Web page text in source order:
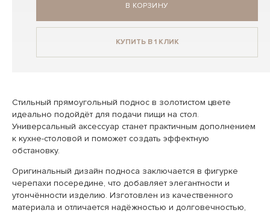
В КОРЗИНУ
КУПИТЬ В 1 КЛИК
Стильный прямоугольный поднос в золотистом цвете
идеально подойдёт для подачи пищи на стол.
Универсальный аксессуар станет практичным дополнением
к кухне-столовой и поможет создать эффектную
обстановку.
Оригинальный дизайн подноса заключается в фигурке
черепахи посередине, что добавляет элегантности и
утончённости изделию. Изготовлен из качественного
материала и отличается надёжностью и долговечностью,